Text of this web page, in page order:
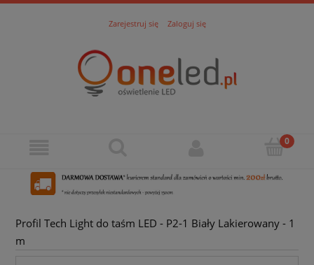
Zarejestruj się Zaloguj się
Profil Tech Light do taśm LED - P2-1 Biały Lakierowany - 1
m